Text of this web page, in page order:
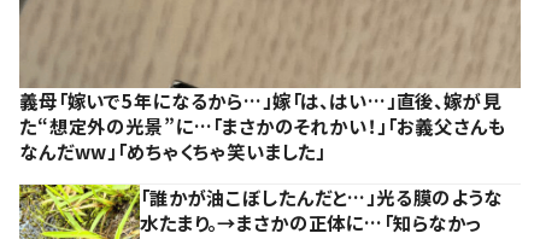
義母「嫁いで5年になるから…」嫁「は、はい…」直後、嫁が見
た“想定外の光景”に…「まさかのそれかい！」「お義父さんも
なんだww」「めちゃくちゃ笑いました」
「誰かが油こぼしたんだと…」光る膜のような
水たまり。→まさかの正体に…「知らなかっ